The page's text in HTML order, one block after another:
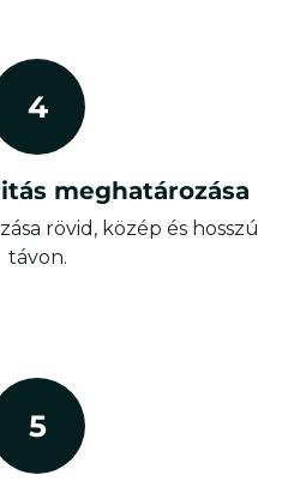
4
meghatározása
rövid, közép és hosszú
távon.
5